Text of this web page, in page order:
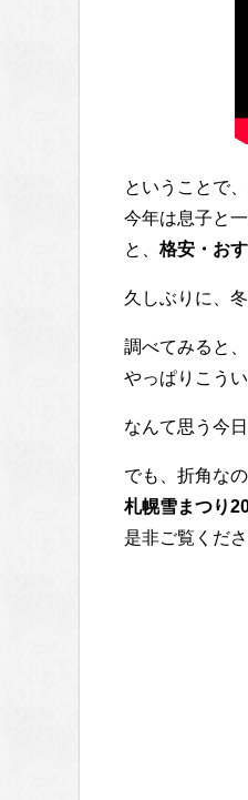
ということで、
今年は息子と
と、 格安・お
久しぶりに、
調べてみると
やっぱりこう
なんて思う今日
でも、折角なの
札幌雪まつり
是非ご覧くだ